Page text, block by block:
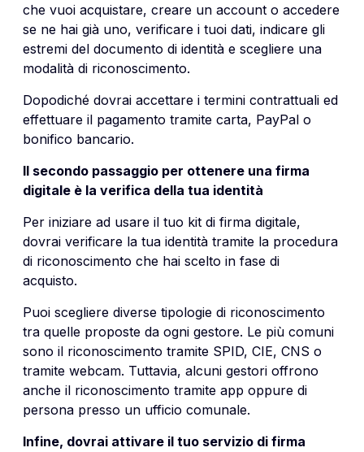
che vuoi acquistare, creare un account o accedere
se ne hai già uno, verificare i tuoi dati, indicare gli
estremi del documento di identità e scegliere una
modalità di riconoscimento.
Dopodiché dovrai accettare i termini contrattuali ed
effettuare il pagamento tramite carta, PayPal o
bonifico bancario.
Il secondo passaggio per ottenere una firma
digitale è la verifica della tua identità
Per iniziare ad usare il tuo kit di firma digitale,
dovrai verificare la tua identità tramite la procedura
di riconoscimento che hai scelto in fase di
acquisto.
Puoi scegliere diverse tipologie di riconoscimento
tra quelle proposte da ogni gestore. Le più comuni
sono il riconoscimento tramite SPID, CIE, CNS o
tramite webcam. Tuttavia, alcuni gestori offrono
anche il riconoscimento tramite app oppure di
persona presso un ufficio comunale.
Infine, dovrai attivare il tuo servizio di firma